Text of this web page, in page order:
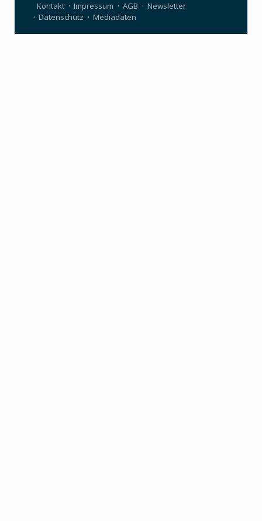
Kontakt Impressum AGB
Newsletter
Datenschutz
Mediadaten